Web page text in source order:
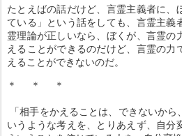
たとえばの話だけど、言霊主義者に、
ている」という話をしても、言霊主義
霊理論が正しいなら、ぼくが、言霊の
えることができるのだけど、言霊の
えることができないのだ。
＊ ＊ ＊
「相手をかえることは、できないか
いうような考えを、とりあえず、自分